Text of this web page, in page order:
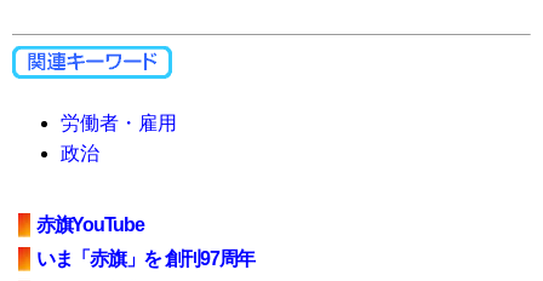
労働者・雇用
政治
赤旗YouTube
いま「赤旗」を 創刊97周年